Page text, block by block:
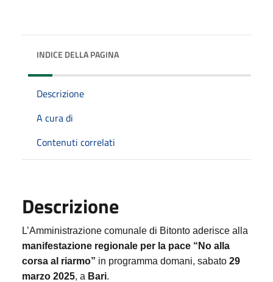
INDICE DELLA PAGINA
Descrizione
A cura di
Contenuti correlati
Descrizione
L’Amministrazione comunale di Bitonto aderisce alla
manifestazione regionale per la pace “No alla
corsa al riarmo” in programma domani, sabato 29
marzo 2025, a Bari.